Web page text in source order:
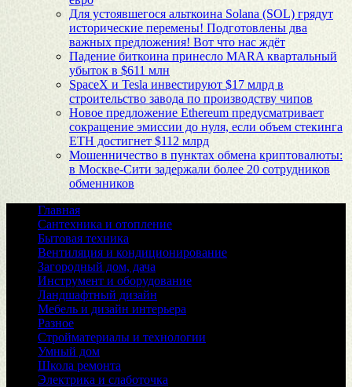
Для устоявшегося альткоина Solana (SOL) грядут
исторические перемены! Подготовлены два
важных предложения! Вот что нас ждёт
Падение биткоина принесло MARA квартальный
убыток в $611 млн
SpaceX и Tesla инвестируют $17 млрд в
строительство завода по производству чипов
Новое предложение Ethereum предусматривает
сокращение эмиссии до нуля, если объем стекинга
ETH достигнет $112 млрд
Мошенничество в пунктах обмена криптовалюты:
в Москве-Сити задержали более 20 сотрудников
обменников
Главная
Сантехника и отопление
Бытовая техника
Вентиляция и кондиционирование
Загородный дом, дача
Инструмент и оборудование
Ландшафтный дизайн
Мебель и дизайн интерьера
Разное
Стройматериалы и технологии
Умный дом
Школа ремонта
Электрика и слаботочка